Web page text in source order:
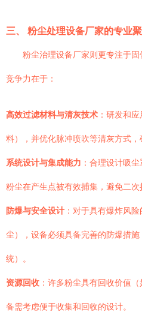
三、 粉尘处理设备厂家的专业
粉尘治理设备厂家则更专注于
竞争力在于：
高效过滤材料与清灰技术 ：研发和
料），并优化脉冲喷吹等清灰方式，
系统设计与集成能力 ：合理设计吸
粉尘在产生点被有效捕集，避免二次
防爆与安全设计 ：对于具有爆炸风
尘），设备必须具备完善的防爆措
统）。
资源回收 ：许多粉尘具有回收价值
备需考虑便于收集和回收的设计。